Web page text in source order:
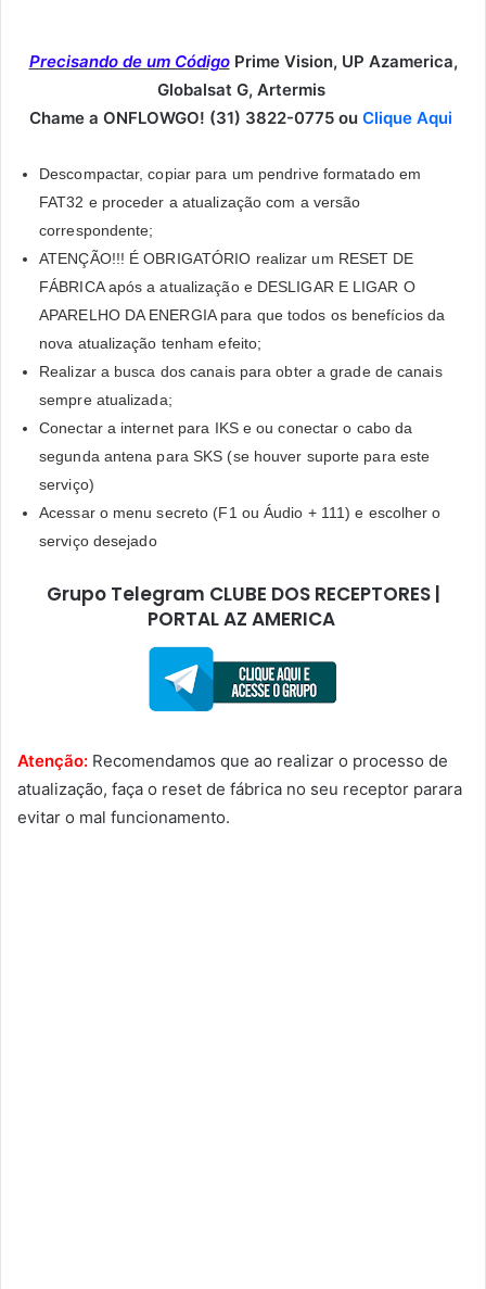
Precisando de um Código Prime Vision, UP Azamerica,
Globalsat G, Artermis
Chame a ONFLOWGO! (31) 3822-0775 ou Clique Aqui
Descompactar, copiar para um pendrive formatado em
FAT32 e proceder a atualização com a versão
correspondente;
ATENÇÃO!!! É OBRIGATÓRIO realizar um RESET DE
FÁBRICA após a atualização e DESLIGAR E LIGAR O
APARELHO DA ENERGIA para que todos os benefícios da
nova atualização tenham efeito;
Realizar a busca dos canais para obter a grade de canais
sempre atualizada;
Conectar a internet para IKS e ou conectar o cabo da
segunda antena para SKS (se houver suporte para este
serviço)
Acessar o menu secreto (F1 ou Áudio + 111) e escolher o
serviço desejado
Grupo Telegram CLUBE DOS RECEPTORES |
PORTAL AZ AMERICA
Atenção: Recomendamos que ao realizar o processo de
atualização, faça o reset de fábrica no seu receptor parara
evitar o mal funcionamento.